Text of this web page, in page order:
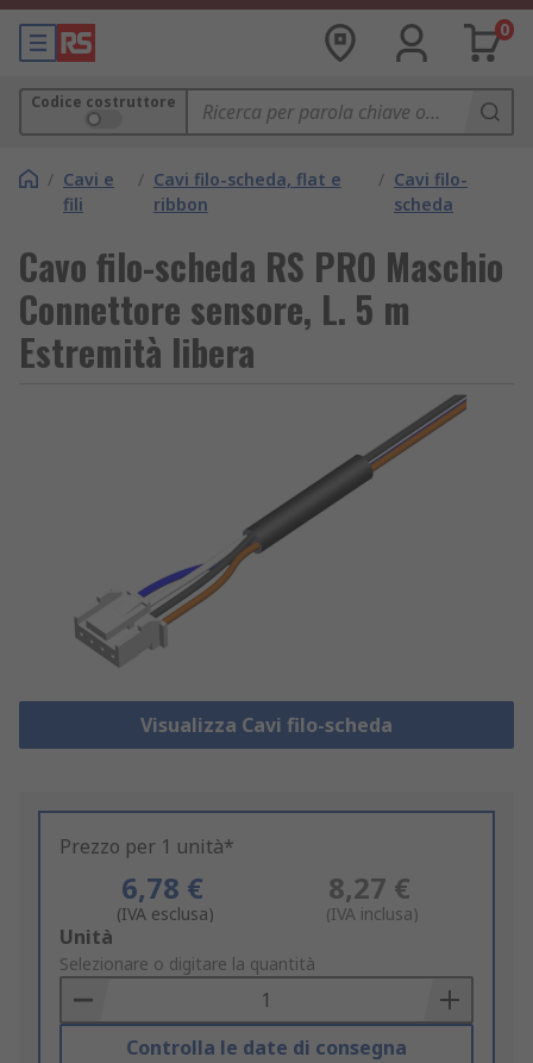
0
Codice costruttore
/ Cavi e
fili
/ Cavi filo-scheda, flat e
ribbon
/ Cavi filo-
scheda
Cavo filo-scheda RS PRO Maschio
Connettore sensore, L. 5 m
Estremità libera
Visualizza Cavi filo-scheda
Prezzo per 1 unità*
6,78 €
(IVA esclusa)
8,27 €
(IVA inclusa)
Add
to
Basket
Unità
Selezionare o digitare la quantità
Controlla le date di consegna